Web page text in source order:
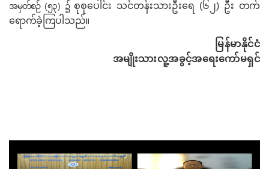
အမှတ်စဉ်(၅၃) ၌ စုစုပေါင်း သင်တန်းသားဦးရေ (၆၂) ဦး တက်
ရောက်ခဲ့ကြပါသည်။
မြန်မာနိုင်ငံ
အမျိုးသားလူ့အခွင့်အရေးကော်မရှင်